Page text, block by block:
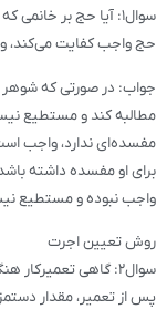
سوال۱: آیا حج بر
حج واجب کفایت می‌کند،
جواب: در صورتی که شوهر
مطالبه کند و مستطیع
مفسده‌ای ندارد، واجب
برای او مفسده داشته
واجب نبوده و مستطیع
روش تعیین اجرت
سوال۲: گاهی
پس از تعمیر، مقدار